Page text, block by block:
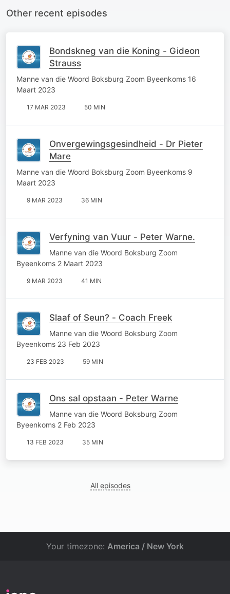
Other recent episodes
Bondskneg van die Koning - Gideon
Strauss
Manne van die Woord Boksburg Zoom Byeenkoms 16
Maart 2023
17 MAR 2023 50 MIN
Onvergewingsgesindheid - Dr Pieter
Mare
Manne van die Woord Boksburg Zoom Byeenkoms 9
Maart 2023
9 MAR 2023 36 MIN
Verfyning van Vuur - Peter Warne.
Manne van die Woord Boksburg Zoom
Byeenkoms 2 Maart 2023
9 MAR 2023 41 MIN
Slaaf of Seun? - Coach Freek
Manne van die Woord Boksburg Zoom
Byeenkoms 23 Feb 2023
23 FEB 2023 59 MIN
Ons sal opstaan - Peter Warne
Manne van die Woord Boksburg Zoom
Byeenkoms 2 Feb 2023
13 FEB 2023 35 MIN
All episodes
Your timezone: America / New York